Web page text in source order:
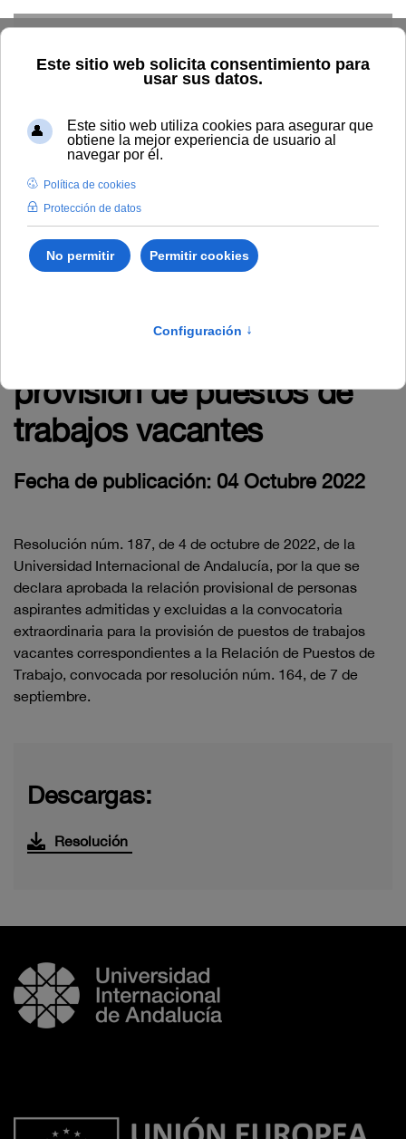
Inicio La UNIA Tablón de anuncios
Relación provisional de
personas aspirantes
admitidas y excluidas a la
provisión de puestos de
trabajos vacantes
Fecha de publicación: 04 Octubre 2022
Resolución núm. 187, de 4 de octubre de 2022, de la
Universidad Internacional de Andalucía, por la que se
declara aprobada la relación provisional de personas
aspirantes admitidas y excluidas a la convocatoria
extraordinaria para la provisión de puestos de trabajos
vacantes correspondientes a la Relación de Puestos de
Trabajo, convocada por resolución núm. 164, de 7 de
septiembre.
Descargas:
Resolución